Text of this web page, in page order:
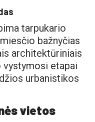
tarpukario
bažnyčias
architektūriniais
etapai
urbanistikos
vietos